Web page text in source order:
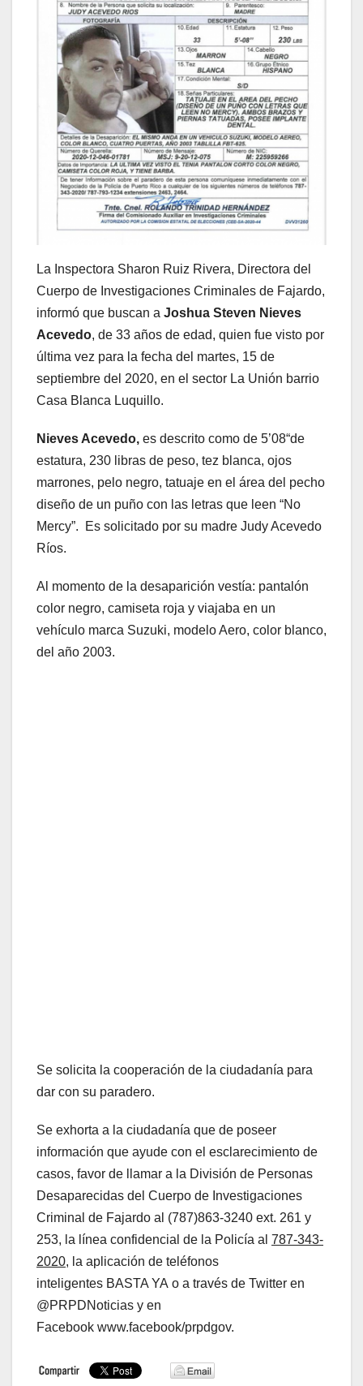
La Inspectora Sharon Ruiz Rivera, Directora del
Cuerpo de Investigaciones Criminales de Fajardo,
informó que buscan a Joshua Steven Nieves
Acevedo, de 33 años de edad, quien fue visto por
última vez para la fecha del martes, 15 de
septiembre del 2020, en el sector La Unión barrio
Casa Blanca Luquillo.
Nieves Acevedo, es descrito como de 5’08“de
estatura, 230 libras de peso, tez blanca, ojos
marrones, pelo negro, tatuaje en el área del pecho
diseño de un puño con las letras que leen “No
Mercy”. Es solicitado por su madre Judy Acevedo
Ríos.
Al momento de la desaparición vestía: pantalón
color negro, camiseta roja y viajaba en un
vehículo marca Suzuki, modelo Aero, color blanco,
del año 2003.
Se solicita la cooperación de la ciudadanía para
dar con su paradero.
Se exhorta a la ciudadanía que de poseer
información que ayude con el esclarecimiento de
casos, favor de llamar a la División de Personas
Desaparecidas del Cuerpo de Investigaciones
Criminal de Fajardo al (787)863-3240 ext. 261 y
253, la línea confidencial de la Policía al 787-343-
2020, la aplicación de teléfonos
inteligentes BASTA YA o a través de Twitter en
@PRPDNoticias y en
Facebook www.facebook/prpdgov.